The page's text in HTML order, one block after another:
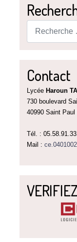
Contact
Lycée Haroun
730 boulevard
40990 Saint Paul
Tél. :
Mail :